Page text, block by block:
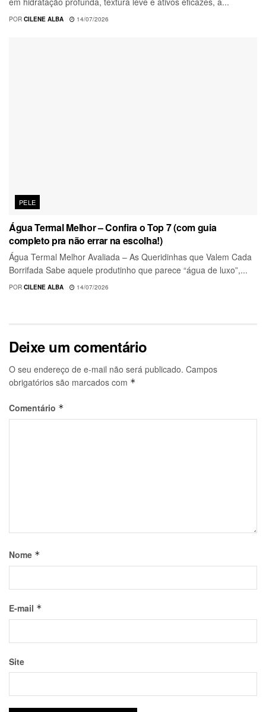
POR CILENE ALBA 14/07/2026
PELE
Água Termal Melhor – Confira o Top 7 (com guia
completo pra não errar na escolha!)
Água Termal Melhor Avaliada – As Queridinhas que Valem Cada
Borrifada Sabe aquele produtinho que parece “água de luxo”,...
POR CILENE ALBA 14/07/2026
Deixe um comentário
O seu endereço de e-mail não será publicado. Campos
obrigatórios são marcados com *
Comentário *
Nome *
E-mail *
Site